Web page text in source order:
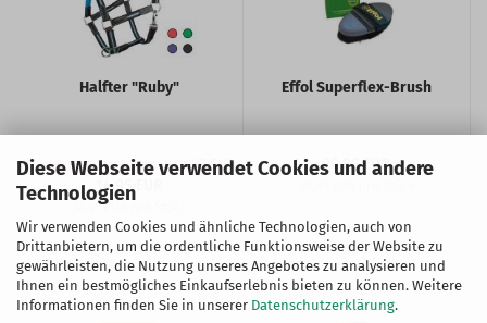
Diese Webseite verwendet Cookies und andere
Technologien
Wir verwenden Cookies und ähnliche Technologien, auch von
Drittanbietern, um die ordentliche Funktionsweise der Website zu
gewährleisten, die Nutzung unseres Angebotes zu analysieren und
Ihnen ein bestmögliches Einkaufserlebnis bieten zu können. Weitere
Informationen finden Sie in unserer Datenschutzerklärung.
Halfter "Ruby"
Unser Normalpreis 19,95 EUR
14,95 EUR
14,95 EUR pro Stück
Effol Superflex-Brush
20,99 EUR